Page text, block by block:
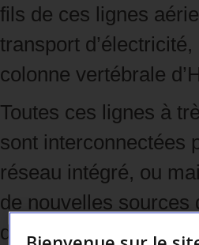
fils de ces lignes
transport
colonne vertébrale
Toutes ces lignes à
sont interconnectées
réseau intégré, ou
de nouvelles sources
d’électricité propre et